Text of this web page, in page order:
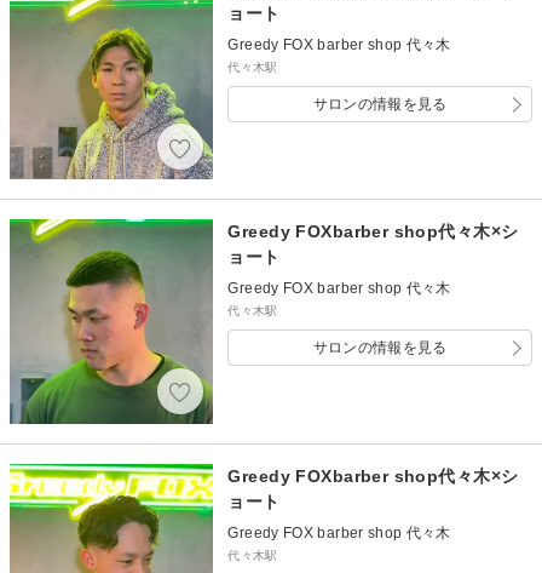
ョート
Greedy FOX barber shop 代々木
代々木駅
サロンの情報を見る
Greedy FOXbarber shop代々木×シ
ョート
Greedy FOX barber shop 代々木
代々木駅
サロンの情報を見る
Greedy FOXbarber shop代々木×シ
ョート
Greedy FOX barber shop 代々木
代々木駅